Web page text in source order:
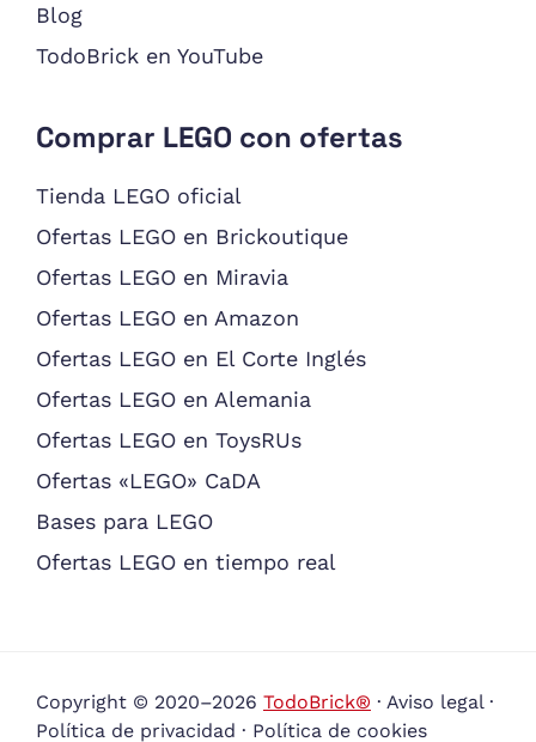
Blog
TodoBrick en YouTube
Comprar LEGO con ofertas
Tienda LEGO oficial
Ofertas LEGO en Brickoutique
Ofertas LEGO en Miravia
Ofertas LEGO en Amazon
Ofertas LEGO en El Corte Inglés
Ofertas LEGO en Alemania
Ofertas LEGO en ToysRUs
Ofertas «LEGO» CaDA
Bases para LEGO
Ofertas LEGO en tiempo real
Copyright © 2020–2026 TodoBrick® · Aviso legal·
Política de privacidad · Política de cookies